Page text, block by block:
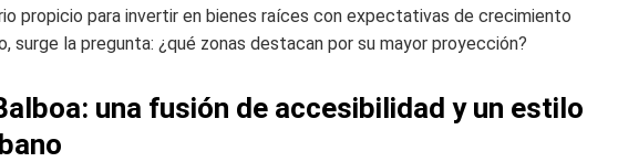
propicio para invertir en bienes raíces con expectativas de crecimiento
la pregunta: ¿qué zonas destacan por su mayor proyección?
una fusión de accesibilidad y un estilo